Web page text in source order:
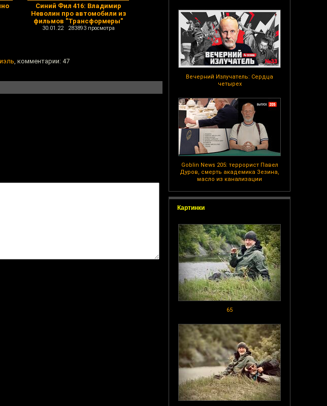
Вечерний Излучатель: Сердца
четырех
Goblin News 205: террорист Павел
Дуров, смерть академика Зезина,
масло из канализации
Картинки
65
Синий Фил 416: Владимир
Неволин про автомобили из
фильмов "Трансформеры"
30.01.22 283893 просмотра
, комментарии: 47